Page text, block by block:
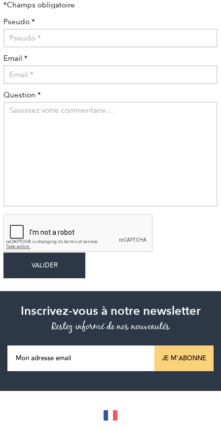
*Champs obligatoire
Pseudo *
Email *
Question *
Inscrivez-vous à notre newsletter
Restez informé de nos nouveautés
JE M'ABONNE